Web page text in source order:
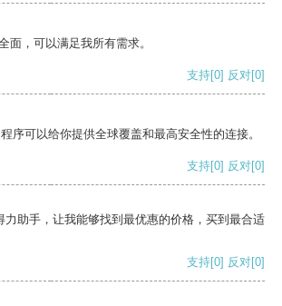
面，可以满足我所有需求。
支持[0] 反对[0]
序可以给你提供全球覆盖和最高安全性的连接。
支持[0] 反对[0]
力助手，让我能够找到最优惠的价格，买到最合适
支持[0] 反对[0]